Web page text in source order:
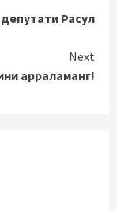
Расул
Next
арраламанг!